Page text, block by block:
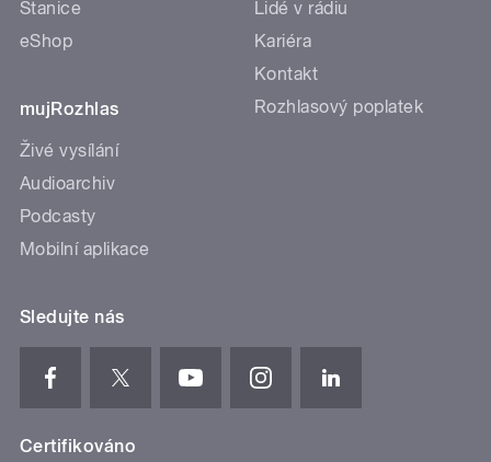
Stanice
eShop
mujRozhlas
Živé vysílání
Audioarchiv
Podcasty
Mobilní aplikace
Lidé v rádiu
Kariéra
Kontakt
Rozhlasový poplatek
Sledujte nás
Certifikováno